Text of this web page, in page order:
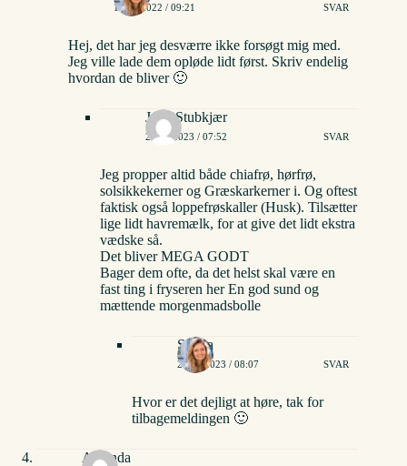
19/09/2022 / 09:21 SVAR
Hej, det har jeg desværre ikke forsøgt mig med.
Jeg ville lade dem opløde lidt først. Skriv endelig
hvordan de bliver 🙂
Joan Stubkjær
23/09/2023 / 07:52 SVAR
Jeg propper altid både chiafrø, hørfrø,
solsikkekerner og Græskarkerner i. Og oftest
faktisk også loppefrøskaller (Husk). Tilsætter
lige lidt havremælk, for at give det lidt ekstra
vædske så.
Det bliver MEGA GODT
Bager dem ofte, da det helst skal være en
fast ting i fryseren her En god sund og
mættende morgenmadsbolle
Stinna
27/09/2023 / 08:07 SVAR
Hvor er det dejligt at høre, tak for
tilbagemeldingen 🙂
Amanda